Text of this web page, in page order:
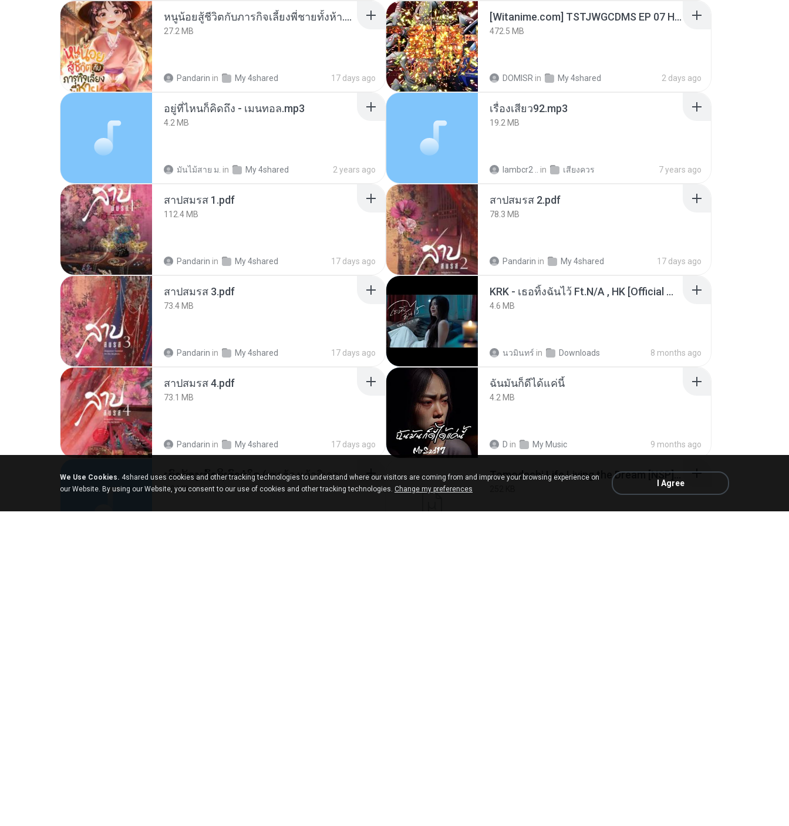
หนูน้อยสู้ชีวิตกับภารกิจเลี้ยงพี่ชายทั้งห้า.pdf
27.2 MB
Pandarin in My 4shared 17 days ago
[Witanime.com] TSTJWGCDMS EP 07 HD.mp4
472.5 MB
DOMISR in My 4shared 2 days ago
อยู่ที่ไหนก็คิดถึง - เมนทอล.mp3
4.2 MB
มันไม้สาย ม. in My 4shared 2 years ago
เรื่องเสียว92.mp3
19.2 MB
lambcr2 .. in เสียงควร 7 years ago
สาปสมรส 1.pdf
112.4 MB
Pandarin in My 4shared 17 days ago
สาปสมรส 2.pdf
78.3 MB
Pandarin in My 4shared 17 days ago
สาปสมรส 3.pdf
73.4 MB
Pandarin in My 4shared 17 days ago
KRK - เธอทิ้งฉันไว้ Ft.N/A , HK [Official MV]
4.6 MB
นวมินทร์ in Downloads 8 months ago
สาปสมรส 4.pdf
73.1 MB
Pandarin in My 4shared 17 days ago
ฉันมันก็ดีได้แค่นี้
4.2 MB
D in My Music 9 months ago
ເຊົາຮ້ອງເຖົ້າຊິເອົາທໍ່ໃດ (เซาฮ้องเถ้าสิเอาเท่าใด) ບຸນເກີດ ຫນູຫ່ວງ ft. ໂສພາ ຈຸນທະລາ
6.0 MB
Tomodachi Life Living the Dream [NSP].torrent
We Use Cookies. 4shared uses cookies and other tracking technologies to understand where our visitors are coming from and improve your browsing experience on
our Website. By using our Website, you consent to our use of cookies and other tracking technologies. Change my preferences
I Agree